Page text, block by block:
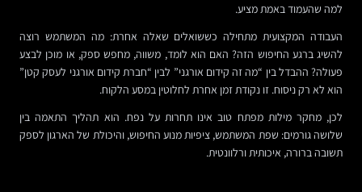
למה שהעמוד באמת מציע.
העבודה המקצועית מתחילה כששואלים שאלה אחרת: מה המשתמש רוצה
להשיג ברגע החיפוש הזה? האם הוא לומד, משווה, מחפש ספק, או מוכן לבצע
פעולה? ההבדל בין “מה זה קידום אורגני” לבין “חברת קידום אורגני לעסק קטן”
הוא לא רק ניסוח. זו נקודת זמן אחרת לחלוטין במסע הלקוח.
לכן, מחקר מילות מפתח טוב אינו תחרות על נפח. הוא תהליך התאמה בין
שלושה גורמים: שפת המשתמש, ציפיות מנוע החיפוש, והיכולת של הארגון לספק
תשובה ברורה, איכותית ורלוונטית.